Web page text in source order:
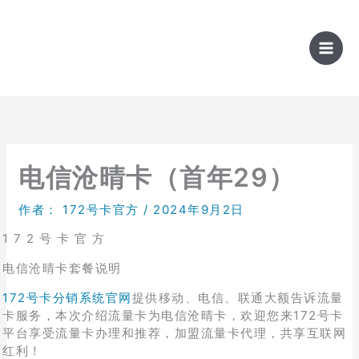
电信沧晴卡（首年29）
作者： 172号卡官方 / 2024年9月2日
1 7 2 号 卡 官 方
电信沧晴卡套餐说明
172号卡分销系统官网提供移动、电信、联通大额告诉流量
卡服务，本次介绍流量卡为电信沧晴卡，欢迎您来172号卡
平台享受流量卡办理和推荐，加盟流量卡代理，共享互联网
红利！